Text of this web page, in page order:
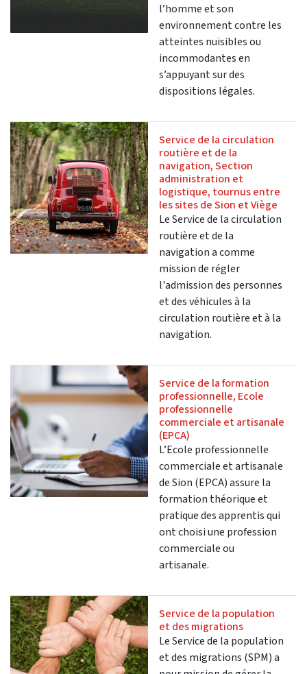
l’homme et son
environnement contre les
atteintes nuisibles ou
incommodantes en
s’appuyant sur des
dispositions légales.
Service de la circulation
routière et de la
navigation, Section
administration et
logistique, tournus entre
les sites de Sion et Viège
Le Service de la circulation
routière et de la
navigation a comme
mission de régler
l'admission des personnes
et des véhicules à la
circulation routière et à la
navigation.
Service de la formation
professionnelle, Ecole
professionnelle
commerciale et artisanale
(EPCA)
L’Ecole professionnelle
commerciale et artisanale
de Sion (EPCA) assure la
formation théorique et
pratique des apprentis qui
ont choisi une profession
commerciale ou
artisanale.
Service de la population
et des migrations
Le Service de la population
et des migrations (SPM) a